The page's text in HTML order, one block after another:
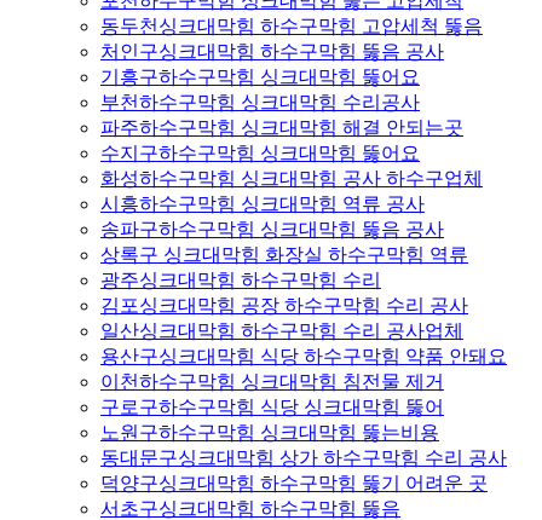
동두천싱크대막힘 하수구막힘 고압세척 뚫음
처인구싱크대막힘 하수구막힘 뚫음 공사
기흥구하수구막힘 싱크대막힘 뚫어요
부천하수구막힘 싱크대막힘 수리공사
파주하수구막힘 싱크대막힘 해결 안되는곳
수지구하수구막힘 싱크대막힘 뚫어요
화성하수구막힘 싱크대막힘 공사 하수구업체
시흥하수구막힘 싱크대막힘 역류 공사
송파구하수구막힘 싱크대막힘 뚫음 공사
상록구 싱크대막힘 화장실 하수구막힘 역류
광주싱크대막힘 하수구막힘 수리
김포싱크대막힘 공장 하수구막힘 수리 공사
일산싱크대막힘 하수구막힘 수리 공사업체
용산구싱크대막힘 식당 하수구막힘 약품 안돼요
이천하수구막힘 싱크대막힘 침전물 제거
구로구하수구막힘 식당 싱크대막힘 뚫어
노원구하수구막힘 싱크대막힘 뚫는비용
동대문구싱크대막힘 상가 하수구막힘 수리 공사
덕양구싱크대막힘 하수구막힘 뚫기 어려운 곳
서초구싱크대막힘 하수구막힘 뚫음